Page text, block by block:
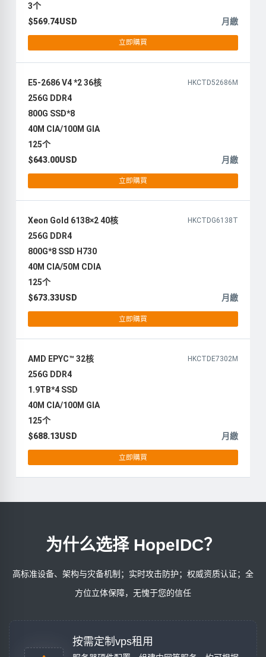
3个
$569.74USD
月繳
立即購買
E5-2686 V4 *2 36核 HKCTD52686M
256G DDR4
800G SSD*8
40M CIA/100M GIA
125个
$643.00USD
月繳
立即購買
Xeon Gold 6138×2 40核 HKCTDG6138T
256G DDR4
800G*8 SSD H730
40M CIA/50M CDIA
125个
$673.33USD
月繳
立即購買
AMD EPYC™ 32核 HKCTDE7302M
256G DDR4
1.9TB*4 SSD
40M CIA/100M GIA
125个
$688.13USD
月繳
立即購買
为什么选择 HopeIDC？
高标准设备、架构与灾备机制；实时攻击防护；权威资质认证；全
方位立体保障，无愧于您的信任
按需定制vps租用